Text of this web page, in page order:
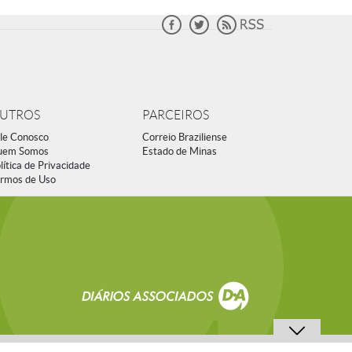
Conosco
Somos
de Privacidade
de Uso
PARCEIROS
Correio Braziliense
Estado de Minas